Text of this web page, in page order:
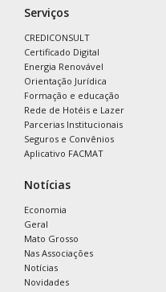
Serviços
CREDICONSULT
Certificado Digital
Energia Renovável
Orientação Jurídica
Formação e educação
Rede de Hotéis e Lazer
Parcerias Institucionais
Seguros e Convênios
Aplicativo FACMAT
Notícias
Economia
Geral
Mato Grosso
Nas Associações
Notícias
Novidades